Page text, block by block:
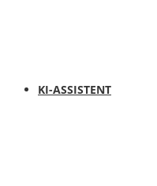
KI-ASSISTENT